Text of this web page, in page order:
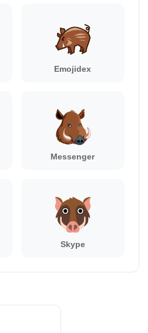
Emojidex
Messenger
Skype